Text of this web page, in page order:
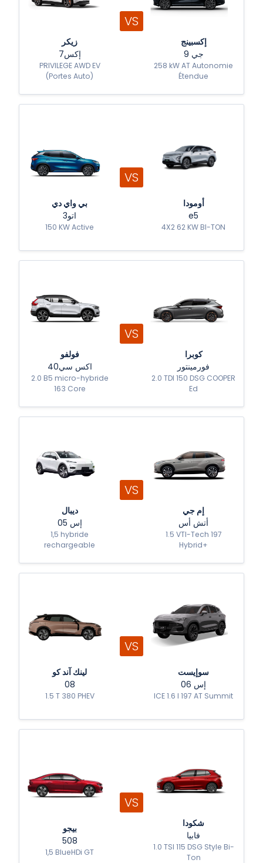
زيكر
7إكس
PRIVILEGE AWD EV
(Portes Auto)
VS
إكسبينج
جي 9
258 kW AT Autonomie
Étendue
بي واي دي
اتو3
150 KW Active
VS
أومودا
e5
4X2 62 KW BI-TON
فولفو
اكس سي40
2.0 B5 micro-hybride
163 Core
VS
كوبرا
فورمينتور
2.0 TDI 150 DSG COOPER
Ed
ديبال
إس 05
1,5 hybride
rechargeable
VS
إم جي
أتش أس
1.5 VTI-Tech 197
Hybrid+
لينك آند كو
08
1.5 T 380 PHEV
VS
سوإيست
إس 06
ICE 1.6 l 197 AT Summit
بيجو
508
1,5 BlueHDi GT
VS
شكودا
فابيا
1.0 TSI 115 DSG Style Bi-
Ton